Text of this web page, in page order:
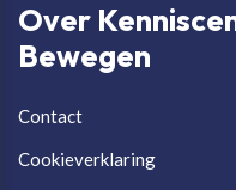
Over
Bewegen
Contact
Cookieverklaring